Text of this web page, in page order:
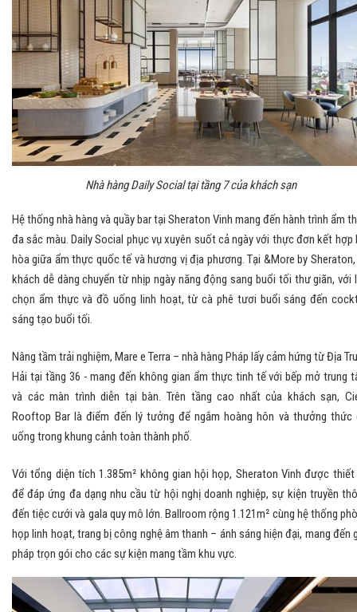
Nhà hàng Daily Social tại tầng 7 của khách sạn
Hệ thống nhà hàng và quầy bar tại Sheraton Vinh mang đến hành trình ẩm
đa sắc màu. Daily Social phục vụ xuyên suốt cả ngày với thực đơn kết hợp
hòa giữa ẩm thực quốc tế và hương vị địa phương. Tại &More by Sheraton,
khách dễ dàng chuyển từ nhịp ngày năng động sang buổi tối thư giãn, với
chọn ẩm thực và đồ uống linh hoạt, từ cà phê tươi buổi sáng đến
sáng tạo buổi tối.
Nâng tầm trải nghiệm, Mare e Terra – nhà hàng Pháp lấy cảm hứng từ Địa
Hải tại tầng 36 - mang đến không gian ẩm thực tinh tế với bếp mở trung
và các màn trình diễn tại bàn. Trên tầng cao nhất của khách sạn,
Rooftop Bar là điểm đến lý tưởng để ngắm hoàng hôn và thưởng thức
uống trong khung cảnh toàn thành phố.
Với tổng diện tích 1.385m² không gian hội họp, Sheraton Vinh được
để đáp ứng đa dạng nhu cầu từ hội nghị doanh nghiệp, sự kiện truyền
đến tiệc cưới và gala quy mô lớn. Ballroom rộng 1.121m² cùng hệ thống
họp linh hoạt, trang bị công nghệ âm thanh – ánh sáng hiện đại, mang đến
pháp trọn gói cho các sự kiện mang tầm khu vực.